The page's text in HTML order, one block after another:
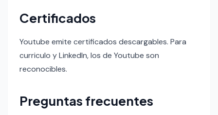
Certificados
Youtube emite certificados descargables. Para
curriculo y LinkedIn, los de Youtube son
reconocibles.
Preguntas frecuentes